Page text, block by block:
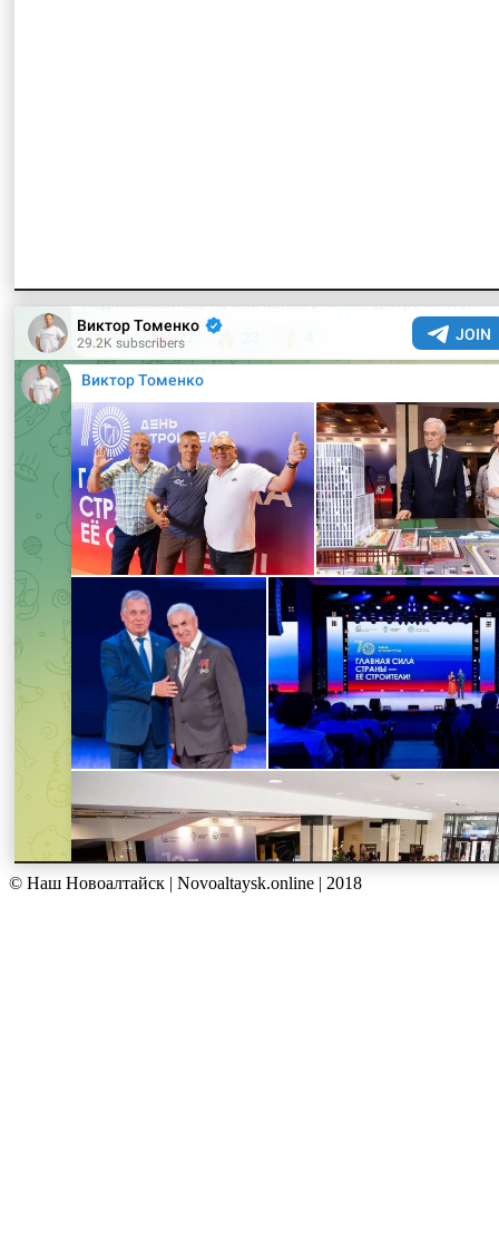
© Наш Новоалтайск | Novoaltaysk.online | 2018